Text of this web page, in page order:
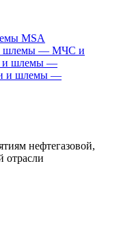
MSA
шлемы — МЧС и
и шлемы —
и шлемы —
нефтегазовой,
отрасли